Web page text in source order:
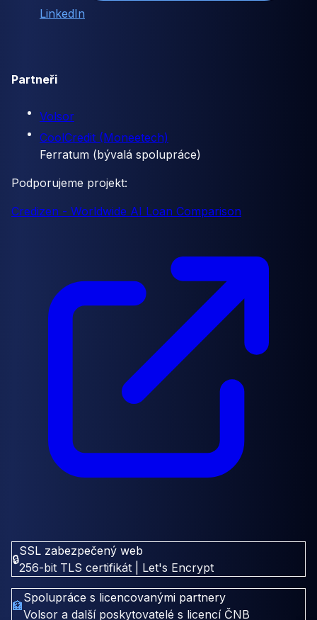
LinkedIn
Partneři
Volsor
CoolCredit (Moneetech)
Ferratum (bývalá spolupráce)
Podporujeme projekt:
Credizen - Worldwide AI Loan Comparison
🔒
SSL zabezpečený web
256-bit TLS certifikát | Let's Encrypt
🏦
Spolupráce s licencovanými partnery
Volsor a další poskytovatelé s licencí ČNB